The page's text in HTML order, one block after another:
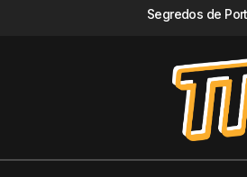
Segredos de